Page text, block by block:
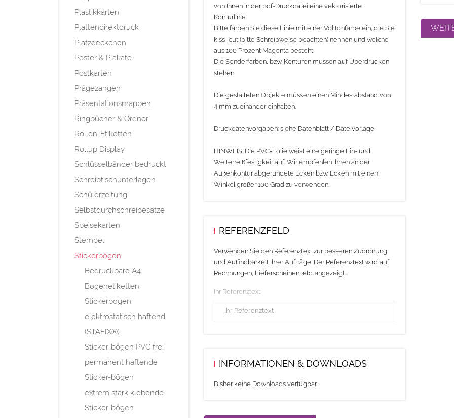
Plastikkarten
Plattendirektdruck
Platzdeckchen
Poster & Plakate
Postkarten
Prägezangen
Präsentationsmappen
Ringbücher & Ordner
Rollen-Etiketten
Rollup Display
Schlüsselbänder bedruckt
Schreibtischunterlagen
Schülerzeitung
Selbstdurchschreibesätze
Speisekarten
Stempel
Stickerbögen
Bedruckbare A4
Bogenetiketten
Stickerbögen
elektrostatisch haftend
(STAFIX®)
Sticker-bögen PVC frei
permanent haftende
Sticker-bögen
extrem stark klebende
Sticker-bögen
von Ihnen in der pdf-Druckdatei eine vektorisierte
Konturlinie.
Bitte färben Sie diese Linie mit einer Volltonfarbe ein, die Sie
kiss_cut (bitte Schreibweise beachten) nennen und welche
aus 100 Prozent Magenta besteht.
Die Sonderfarben, bzw. Konturen müssen auf Überdrucken
stehen
Die gestalteten Objekte müssen einen Mindestabstand von
4 mm zueinander einhalten.
Druckdatenvorgaben: siehe Datenblatt / Dateivorlage
HINWEIS: Die PVC-Folie weist eine geringe Ein- und
Weiterreißfestigkeit auf. Wir empfehlen Ihnen an der
Außenkontur abgerundete Ecken bzw. Ecken mit einem
Winkel größer 100 Grad zu verwenden.
REFERENZFELD
Verwenden Sie den Referenztext zur besseren Zuordnung
und Auffindbarkeit Ihrer Aufträge. Der Referenztext wird auf
Rechnungen, Lieferscheinen, etc. angezeigt...
Ihr Referenztext
INFORMATIONEN & DOWNLOADS
Bisher keine Downloads verfügbar...